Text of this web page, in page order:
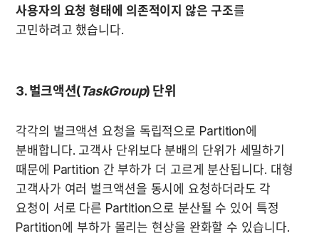
사용자의 요청 형태에 의존적이지 않은 구조를
고민하려고 했습니다.
3. 벌크액션(TaskGroup) 단위
각각의 벌크액션 요청을 독립적으로 Partition에
분배합니다. 고객사 단위보다 분배의 단위가 세밀하기
때문에 Partition 간 부하가 더 고르게 분산됩니다. 대형
고객사가 여러 벌크액션을 동시에 요청하더라도 각
요청이 서로 다른 Partition으로 분산될 수 있어 특정
Partition에 부하가 몰리는 현상을 완화할 수 있습니다.